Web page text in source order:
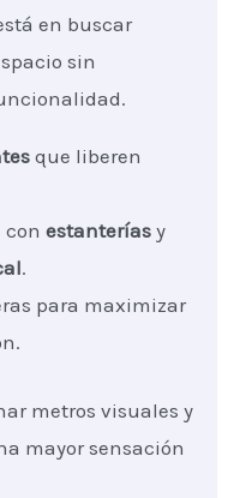
en buscar
sin
que liberen
conestanterías y
.
para maximizar
metros visuales y
mayor sensación